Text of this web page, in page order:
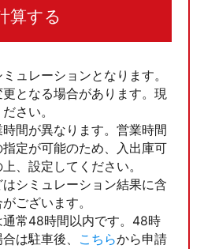
算する
ュレーションとなります。
となる場合があります。現
さい。
間が異なります。営業時間
定が可能のため、入出庫可
、設定してください。
シミュレーション結果に含
ございます。
通常48時間以内です。48時
は駐車後、
こちらから申請